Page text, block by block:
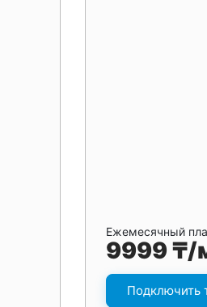
Ежемесячный
9999 ₸/
Подключить